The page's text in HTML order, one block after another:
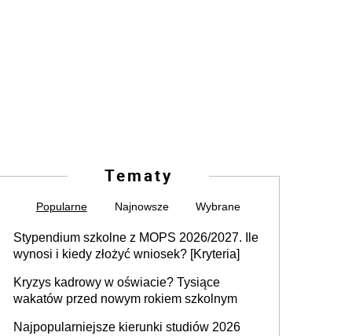
Tematy
Popularne Najnowsze Wybrane
Stypendium szkolne z MOPS 2026/2027. Ile
wynosi i kiedy złożyć wniosek? [Kryteria]
Kryzys kadrowy w oświacie? Tysiące
wakatów przed nowym rokiem szkolnym
Najpopularniejsze kierunki studiów 2026